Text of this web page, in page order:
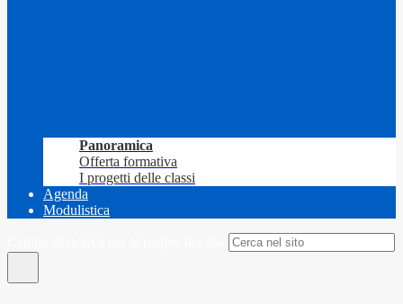
Panoramica
Offerta formativa
I progetti delle classi
Agenda
Modulistica